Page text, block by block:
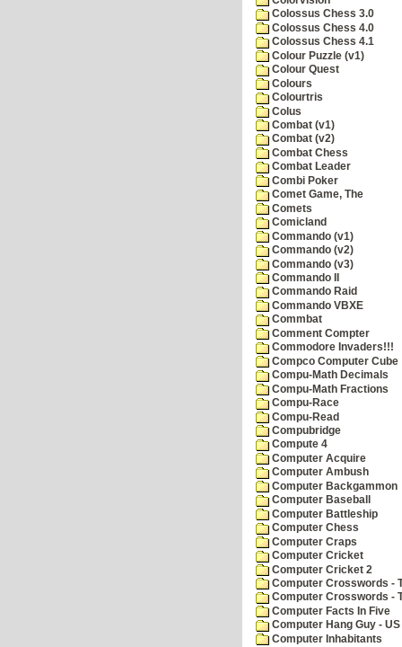
Colossus Chess 3.0
Colossus Chess 4.0
Colossus Chess 4.1
Colour Puzzle (v1)
Colour Quest
Colours
Colourtris
Colus
Combat (v1)
Combat (v2)
Combat Chess
Combat Leader
Combi Poker
Comet Game, The
Comets
Comicland
Commando (v1)
Commando (v2)
Commando (v3)
Commando II
Commando Raid
Commando VBXE
Commbat
Comment Compter
Commodore Invaders!!!
Compco Computer Cube
Compu-Math Decimals
Compu-Math Fractions
Compu-Race
Compu-Read
Compubridge
Compute 4
Computer Acquire
Computer Ambush
Computer Backgammon
Computer Baseball
Computer Battleship
Computer Chess
Computer Craps
Computer Cricket
Computer Cricket 2
Computer Crosswords -
Computer Crosswords -
Computer Facts In Five
Computer Hang Guy -
Computer Inhabitants